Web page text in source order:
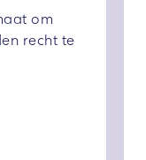
om
recht te